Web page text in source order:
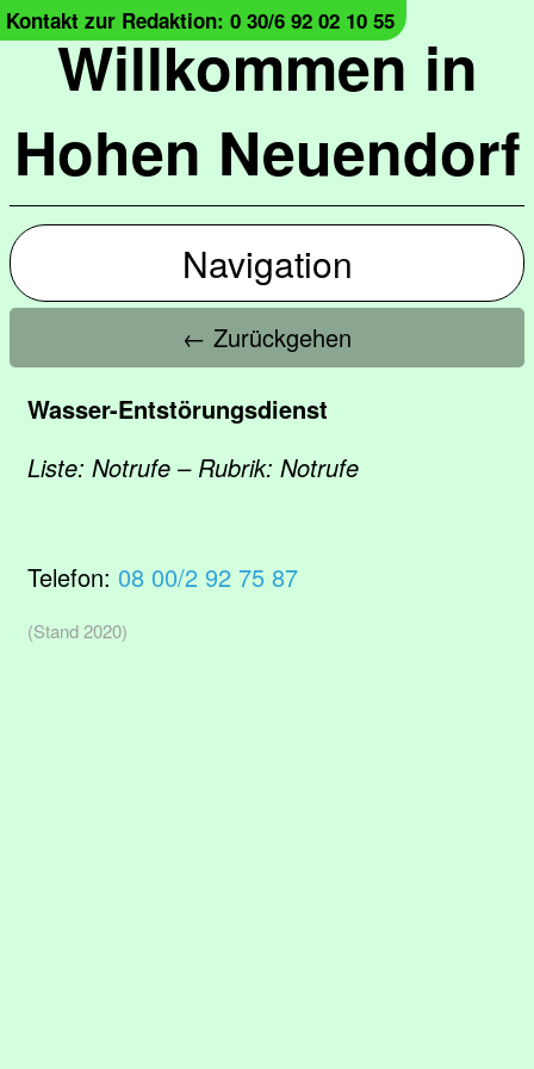
Willkommen in
Hohen Neuendorf
Kontakt zur Redaktion: 0 30/6 92 02 10 55
Navigation
← Zurückgehen
Wasser-Entstörungsdienst
Liste: Notrufe – Rubrik: Notrufe
Telefon: 08 00/2 92 75 87
(Stand 2020)